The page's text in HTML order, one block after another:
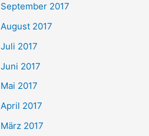
September 2017
August 2017
Juli 2017
Juni 2017
Mai 2017
April 2017
März 2017